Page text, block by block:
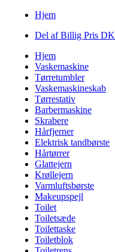
Hjem
Del af Billig Pris DK
Hjem
Vaskemaskine
Tørretumbler
Vaskemaskineskab
Tørrestativ
Barbermaskine
Skrabere
Hårfjerner
Elektrisk tandbørste
Hårtørrer
Glattejern
Krøllejern
Varmluftsbørste
Makeupspejl
Toilet
Toiletsæde
Toilettaske
Toiletblok